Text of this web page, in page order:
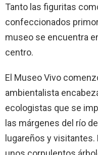
Tanto las figuritas
confeccionados
museo se encuentra
centro.
El Museo Vivo
ambientalista
ecologistas que se
las márgenes del río
lugareños y